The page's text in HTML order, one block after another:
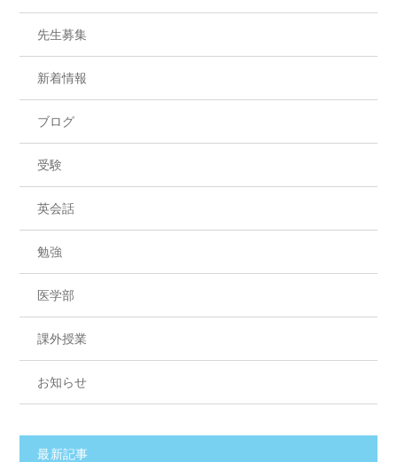
先生募集
新着情報
ブログ
受験
英会話
勉強
医学部
課外授業
お知らせ
最新記事